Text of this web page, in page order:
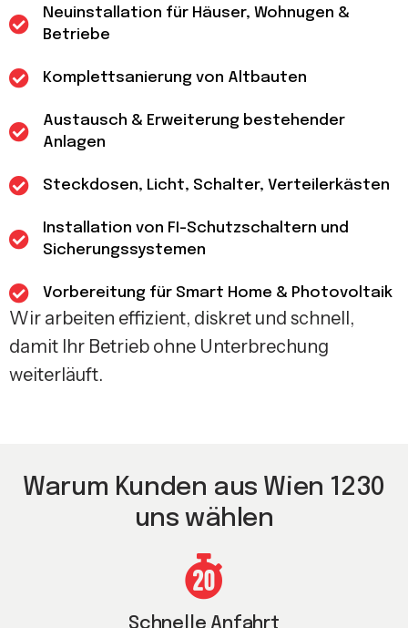
Neuinstallation für Häuser, Wohnugen &
Betriebe
Komplettsanierung von Altbauten
Austausch & Erweiterung bestehender
Anlagen
Steckdosen, Licht, Schalter, Verteilerkästen
Installation von FI-Schutzschaltern und
Sicherungssystemen
Vorbereitung für Smart Home & Photovoltaik
Wir arbeiten effizient, diskret und schnell,
damit Ihr Betrieb ohne Unterbrechung
weiterläuft.
Warum Kunden aus Wien 1230
uns wählen
Schnelle Anfahrt